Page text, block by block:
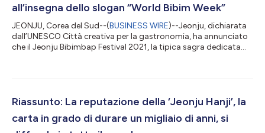
all’insegna dello slogan “World Bibim Week”
JEONJU, Corea del Sud--(BUSINESS WIRE)--Jeonju, dichiarata
dall’UNESCO Città creativa per la gastronomia, ha annunciato
che il Jeonju Bibimbap Festival 2021, la tipica sagra dedicata
pressi del Jeonju Hanok Village, e online. Intitolato World Bibim
Jae-hyeon, il Bibimbap Festival vuole essere una sagra gast...
Riassunto: La reputazione della ‘Jeonju Hanji’, la
carta in grado di durare un migliaio di anni, si